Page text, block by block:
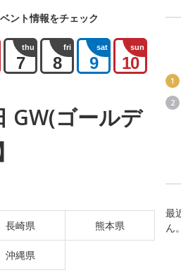
ント情報をチェック
thu
7
fri
8
sat
9
sun
10
GW(ゴールデ
長崎県 熊本県
沖縄県
1
2
最
ん。